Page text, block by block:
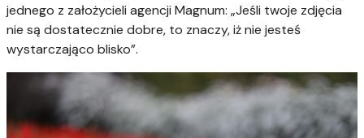
jednego z założycieli agencji Magnum: „Jeśli twoje zdjęcia
nie są dostatecznie dobre, to znaczy, iż nie jesteś
wystarczająco blisko”.